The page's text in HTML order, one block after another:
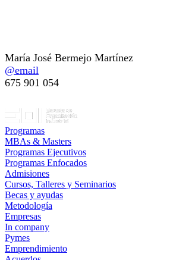
María José Bermejo Martínez
@email
675 901 054
Programas
MBAs & Masters
Programas Ejecutivos
Programas Enfocados
Admisiones
Cursos, Talleres y Seminarios
Becas y ayudas
Metodología
Empresas
In company
Pymes
Emprendimiento